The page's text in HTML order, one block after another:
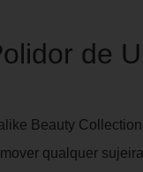
de
Beauty
qualquer